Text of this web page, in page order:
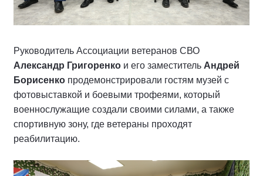
Руководитель Ассоциации ветеранов СВО
Александр Григоренко и его заместитель Андрей
Борисенко продемонстрировали гостям музей с
фотовыставкой и боевыми трофеями, который
военнослужащие создали своими силами, а также
спортивную зону, где ветераны проходят
реабилитацию.